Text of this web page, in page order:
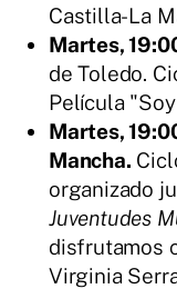
Castilla-La
Martes,
de Toledo.
Película
Martes,
Mancha.
organizado
Juventudes
disfrutamos
Virginia